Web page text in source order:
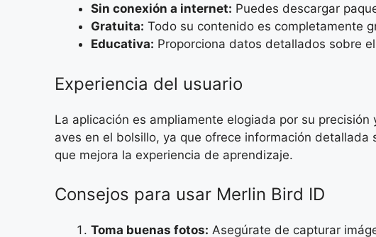
Sin conexión a internet: Puedes descargar
Gratuita: Todo su contenido es completamente
Educativa: Proporciona datos detallados sobre
Experiencia del usuario
La aplicación es ampliamente elogiada por su
aves en el bolsillo, ya que ofrece información
que mejora la experiencia de aprendizaje.
Consejos para usar Merlin Bird ID
Toma buenas fotos: Asegúrate de capturar